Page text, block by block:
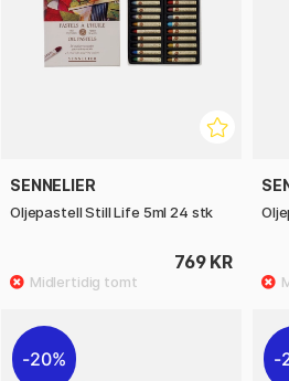
SENNELIER
Oljepastell Still Life 5ml 24 stk
769 KR
20%